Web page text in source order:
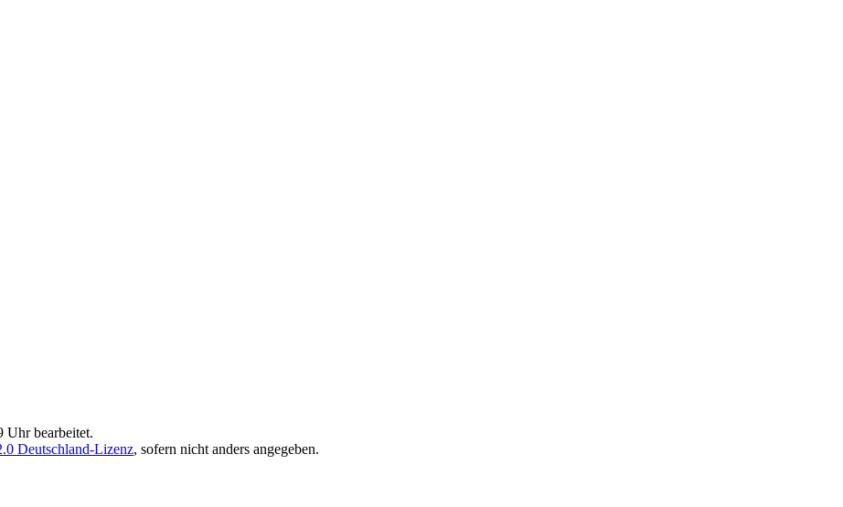
Uhr bearbeitet.
Deutschland-Lizenz, sofern nicht anders angegeben.